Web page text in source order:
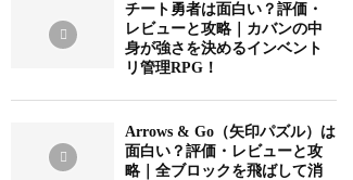
チート勇者は面白い？評価・
レビューと攻略｜カバンの中
身が強さを決めるインベント
リ管理RPG！
Arrows & Go（矢印パズル）は
面白い？評価・レビューと攻
略｜全ブロックを飛ばして消